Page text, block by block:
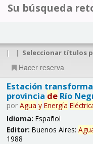
Su búsqueda
| | Seleccionar títulos
Hacer reserva
Estación
provincia deRío
por Agua y Energía
Idioma: Español
Editor: Buenos Aires:
1988